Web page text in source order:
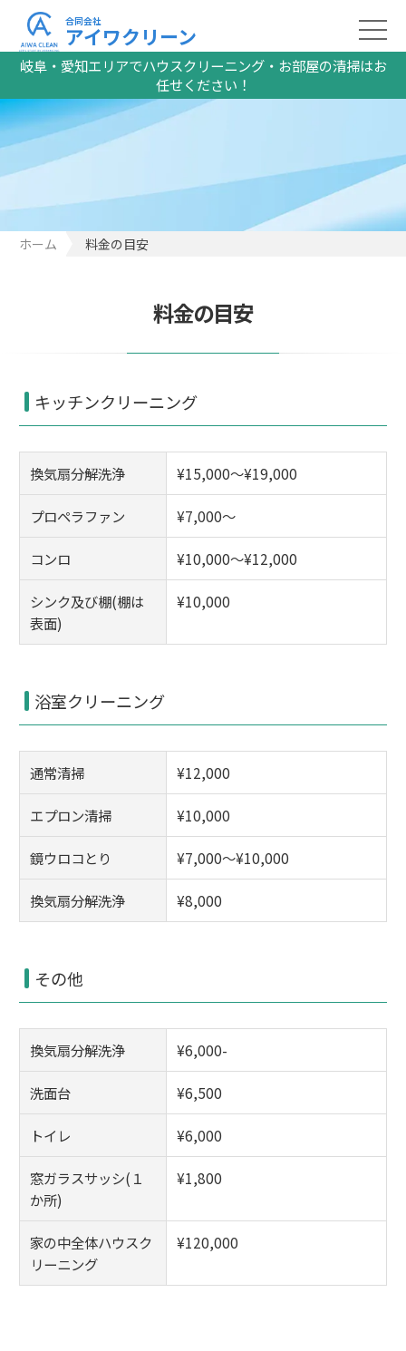
岐阜・愛知エリアでハウスクリーニング・お部屋の清掃はお
任せください！
合同会社
アイワクリーン
ホーム 料金の目安
料金の目安
キッチンクリーニング
換気扇分解洗浄 ¥15,000～¥19,000
プロペラファン ¥7,000～
コンロ ¥10,000～¥12,000
シンク及び棚(棚は
表面)
¥10,000
浴室クリーニング
通常清掃 ¥12,000
エプロン清掃 ¥10,000
鏡ウロコとり ¥7,000～¥10,000
換気扇分解洗浄 ¥8,000
その他
換気扇分解洗浄 ¥6,000-
洗面台 ¥6,500
トイレ ¥6,000
窓ガラスサッシ(１
か所)
¥1,800
家の中全体ハウスク
リーニング
¥120,000